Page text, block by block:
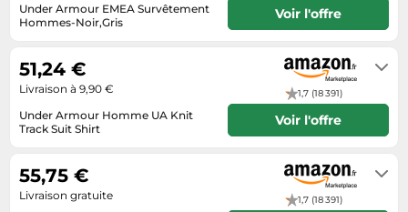
Smartphones
Tablettes tactiles
Tondeuses cheveux & barbe
Téléviseurs
Télévision & vidéo
Under Armour EMEA Survêtement
Hommes-Noir,Gris
Voir l'offre
Under Armour Homme UA Knit
Track Suit Shirt
1,7 (18 391)
51,24 €
Livraison à 9,90 €
Voir l'offre
1,7 (18 391)
55,75 €
Livraison gratuite